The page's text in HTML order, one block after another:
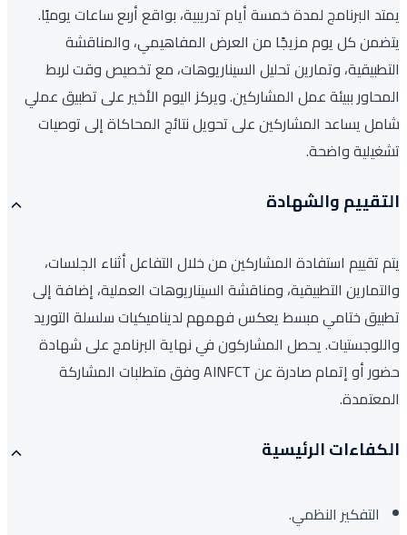
يمتد البرنامج لمدة خمسة أيام تدريبية، بواقع أربع ساعات يوميًا.
يتضمن كل يوم مزيجًا من العرض المفاهيمي، والمناقشة
التطبيقية، وتمارين تحليل السيناريوهات، مع تخصيص وقت لربط
المحاور ببيئة عمل المشاركين. ويركز اليوم الأخير على تطبيق عملي
شامل يساعد المشاركين على تحويل نتائج المحاكاة إلى توصيات
تشغيلية واضحة.
التقييم والشهادة
يتم تقييم استفادة المشاركين من خلال التفاعل أثناء الجلسات،
والتمارين التطبيقية، ومناقشة السيناريوهات العملية، إضافة إلى
تطبيق ختامي مبسط يعكس فهمهم لديناميكيات سلسلة التوريد
واللوجستيات. يحصل المشاركون في نهاية البرنامج على شهادة
حضور أو إتمام صادرة عن AINFCT وفق متطلبات المشاركة
المعتمدة.
الكفاءات الرئيسية
التفكير النظمي.